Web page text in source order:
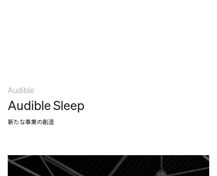
Audible
Audible Sleep
新たな事業の創造